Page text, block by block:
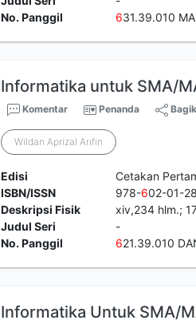
No. Panggil
631.39.010
Informatika untuk SMA/
Komentar Penanda
Wildan Aprizal Arifin
Edisi
Cetakan
ISBN/ISSN
978-602-01-
Deskripsi Fisik
xiv,234 hlm.;
Judul Seri
-
No. Panggil
621.39.010
Informatika Untuk SMA/